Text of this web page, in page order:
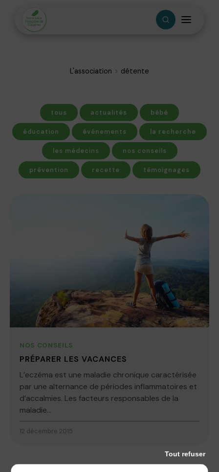
L'association détente
tous actualités bébé
éducation événements la recherche
les médecins nos conseils
prévention recette témoignages
NOS CONSEILS
PRÉPARER LES VACANCES
L’eczéma est une maladie chronique caractérisée
par une alternance de périodes inflammatoires et
d’accalmies. Les facteurs responsables de la
maladie...
12 décembre 2015
Tout refuser